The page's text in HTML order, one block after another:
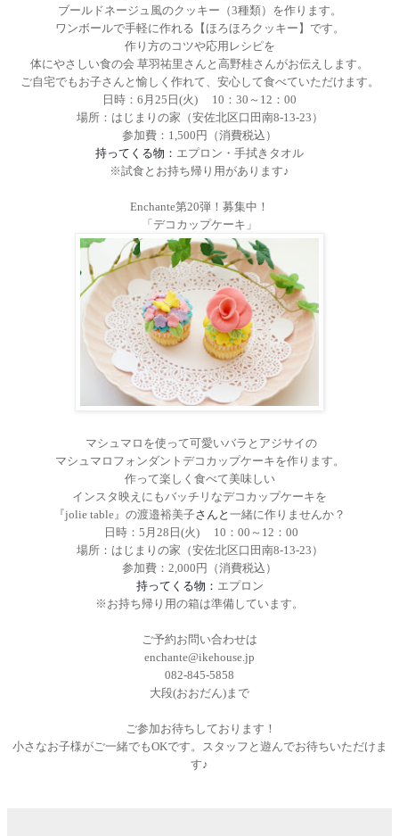
ブールドネージュ風のクッキー（3種類）を作ります。
ワンボールで手軽に作れる【ほろほろクッキー】です。
作り方のコツや応用レシピを
体にやさしい食の会 草羽祐里さんと高野桂さんがお伝えします。
ご自宅でもお子さんと愉しく作れて、安心して食べていただけます。
日時： 6 月 25 日(火) 10 ： 30 ～ 12 ： 00
場所：はじまりの家（安佐北区口田南8-13-23 ）
参加費： 1,500円（消費税込）
持ってくる物： エプロン・手拭きタオル
※試食とお持ち帰り用があります♪
Enchante第20弾！募集中！
「デコカップケーキ」
マシュマロを使って可愛いバラとアジサイの
マシュマロフォンダントデコカップケーキを作ります。
作って楽しく食べて美味しい
インスタ映えにもバッチリなデコカップケーキを
『jolie table 』の渡邉裕美子さんと 一緒に作りませんか？
日時： 5 月 28 日(火) 10 ： 00 ～ 12 ： 00
場所：はじまりの家（安佐北区口田南8-13-23 ）
参加費： 2,000円（消費税込）
持ってくる物： エプロン
※お持ち帰り用の箱は準備しています。
ご予約お問い合わせは
enchante@ikehouse.jp
082-845-5858
大段(おおだん) まで
ご参加お待ちしております！
小さなお子様がご一緒でもOKです。スタッフと遊んでお待ちいただけま
す♪